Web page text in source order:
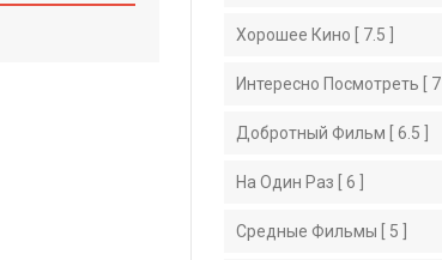
Хорошее Кино [ 7.5 ]
Интересно Посмотреть [ 7 ]
Добротный Фильм [ 6.5 ]
На Один Раз [ 6 ]
Средные Фильмы [ 5 ]